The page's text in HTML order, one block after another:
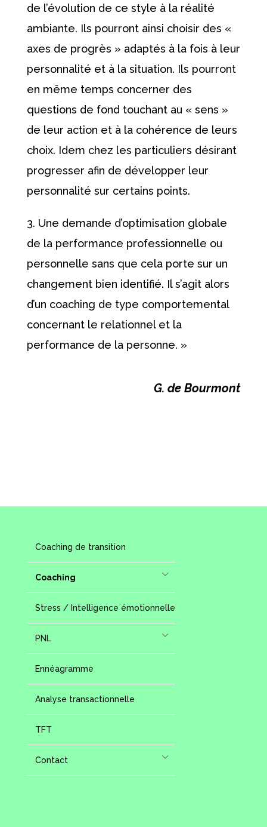
de l’évolution de ce style à la réalité
ambiante. Ils pourront ainsi choisir des «
axes de progrès » adaptés à la fois à leur
personnalité et à la situation. Ils pourront
en même temps concerner des
questions de fond touchant au « sens »
de leur action et à la cohérence de leurs
choix. Idem chez les particuliers désirant
progresser afin de développer leur
personnalité sur certains points.
Une demande d’optimisation globale
de la performance professionnelle ou
personnelle sans que cela porte sur un
changement bien identifié. Il s’agit alors
d’un coaching de type comportemental
concernant le relationnel et la
performance de la personne. »
G. de Bourmont
Coaching de transition
Coaching
Stress / Intelligence émotionnelle
PNL
Ennéagramme
Analyse transactionnelle
TFT
Contact